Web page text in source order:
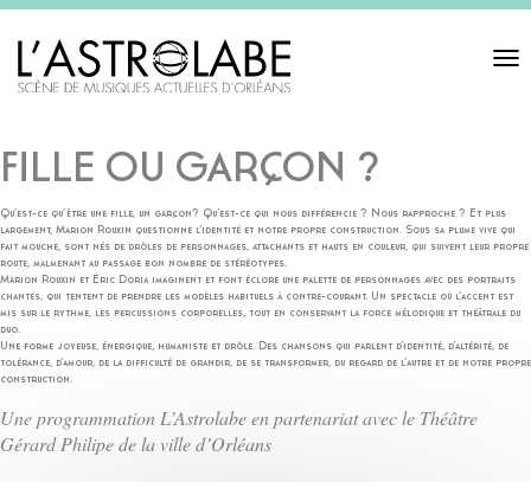
Toggle
FILLE OU GARÇON ?
Qu’est-ce qu’être une fille, un garçon? Qu’est-ce qui nous différencie ? Nous rapproche ? Et plus
largement, Marion Rouxin questionne l’identité et notre propre construction. Sous sa plume vive qui
fait mouche, sont nés de drôles de personnages, attachants et hauts en couleur, qui suivent leur propre
route, malmenant au passage bon nombre de stéréotypes.
Marion Rouxin et Éric Doria imaginent et font éclore une palette de personnages avec des portraits
chantés, qui tentent de prendre les modèles habituels à contre-courant. Un spectacle où l’accent est
mis sur le rythme, les percussions corporelles, tout en conservant la force mélodique et théâtrale du
duo.
Une forme joyeuse, énergique, humaniste et drôle. Des chansons qui parlent d’identité, d’altérité, de
tolérance, d’amour, de la difficulté de grandir, de se transformer, du regard de l’autre et de notre propre
construction.
Uneprogrammation L’Astrolabe en partenariat avec le Théâtre
Gérard Philipe de la ville d’Orléans